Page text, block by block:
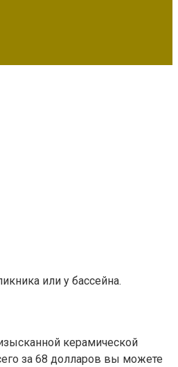
или у бассейна.
керамической
за 68 долларов вы можете